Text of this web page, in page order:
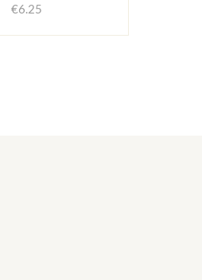
€6.25